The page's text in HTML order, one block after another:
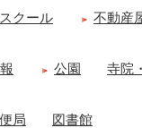
スクール 不動産
公園 寺院
局 図書館